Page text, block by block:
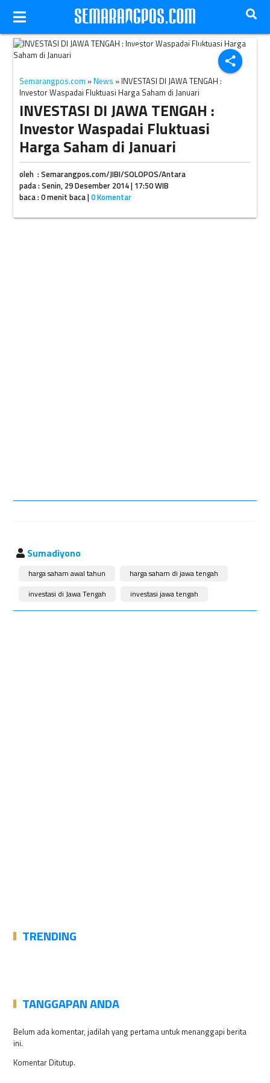
share
Ilustrasi pergerakan kurs rupiah (Dwi Prasetya/JIBI/Bisnis)
Semarangpos.com » News » INVESTASI DI JAWA TENGAH :
Investor Waspadai Fluktuasi Harga Saham di Januari
INVESTASI DI JAWA TENGAH :
Investor Waspadai Fluktuasi
Harga Saham di Januari
oleh : Semarangpos.com/JIBI/SOLOPOS/Antara
pada : Senin, 29 Desember 2014 | 17:50 WIB
baca : 0 menit baca |0 Komentar
Sumadiyono
harga saham awal tahun
harga saham di jawa tengah
investasi di Jawa Tengah
investasi jawa tengah
TRENDING
TANGGAPAN ANDA
Belum ada komentar, jadilah yang pertama untuk menanggapi berita
ini.
Komentar Ditutup.